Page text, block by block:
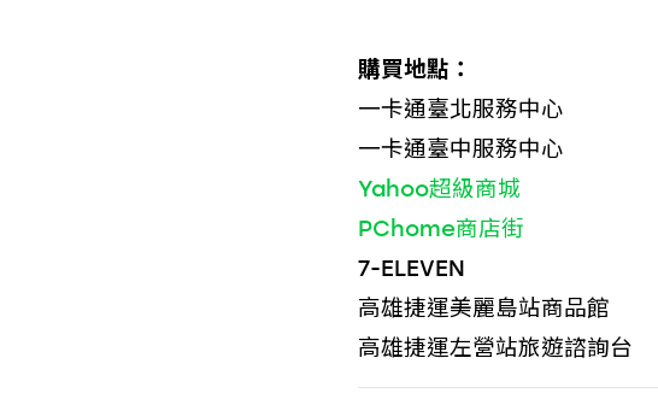
購買地點：
一卡通臺北服務中心
一卡通臺中服務中心
Yahoo超級商城
PChome商店街
7-ELEVEN
高雄捷運美麗島站商品館
高雄捷運左營站旅遊諮詢台